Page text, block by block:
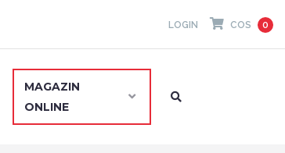
LOGIN COS 0
MAGAZIN
ONLINE